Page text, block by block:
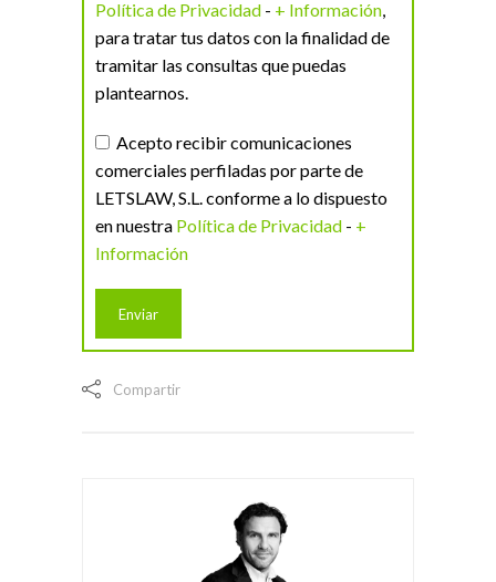
Política de Privacidad - + Información,
para tratar tus datos con la finalidad de
tramitar las consultas que puedas
plantearnos.
Acepto recibir comunicaciones
comerciales perfiladas por parte de
LETSLAW, S.L. conforme a lo dispuesto
en nuestra Política de Privacidad - +
Información
Compartir